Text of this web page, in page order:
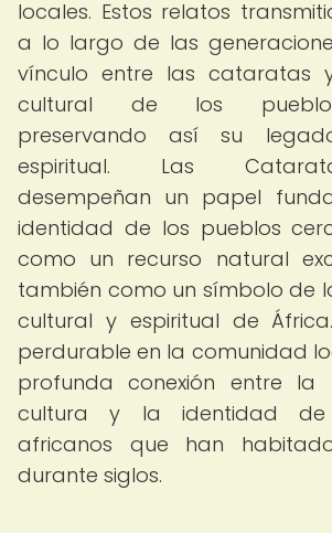
locales. Estos relatos
a lo largo de las
vínculo entre las cataratas
cultural de los
preservando así su
espiritual. Las
desempeñan un papel
identidad de los pueblos
como un recurso natural
también como un símbolo de
cultural y espiritual de
perdurable en la comunidad
profunda conexión entre la
cultura y la identidad de
africanos que han
durante siglos.